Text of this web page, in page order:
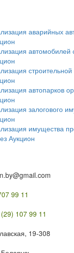
аварийных
автомобилей
автопарков
залогового
имущества
Аукцион
99 11
107 99 11
19-308